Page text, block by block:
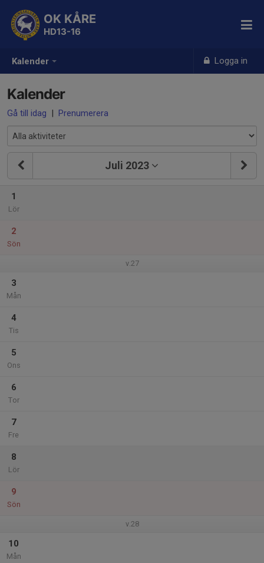
Kalender Logga in
OK KÅRE
HD13-16
Kalender
Gå till idag | Prenumerera
Juli 2023
1
Lör
2
Sön
v.27
3
Mån
4
Tis
5
Ons
6
Tor
7
Fre
8
Lör
9
Sön
v.28
10
Mån